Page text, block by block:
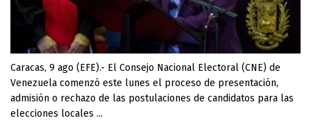
Caracas, 9 ago (EFE).- El Consejo Nacional Electoral (CNE) de
Venezuela comenzó este lunes el proceso de presentación,
admisión o rechazo de las postulaciones de candidatos para las
elecciones locales ...